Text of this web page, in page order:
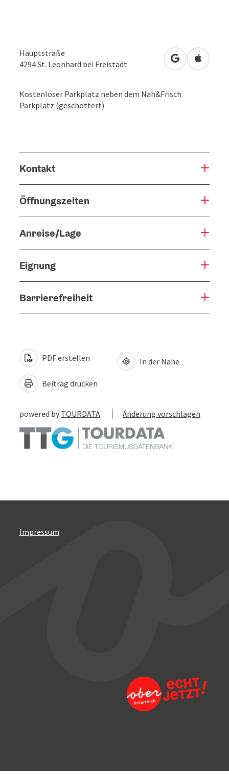
Hauptstraße
4294St. Leonhard bei Freistadt in Google
in
Kostenloser Parkplatz neben dem Nah&Frisch
Parkplatz (geschottert)
Kontakt
Öffnungszeiten
Anreise/Lage
Eignung
Barrierefreiheit
PDF erstellen
Beitrag drucken
In der Nähe
powered by TOURDATA Änderung vorschlagen
Impressum